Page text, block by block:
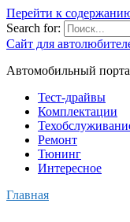
Перейти к
Search for:
Сайт для
Автомобильный
Тест-драйвы
Комплектации
Ремонт
Тюнинг
Интересное
Главная